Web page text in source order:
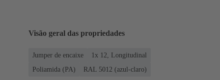
Visão geral das propriedades
Jumper de encaixe
1x 12, Longitudinal
Poliamida (PA)
RAL 5012 (azul-claro)